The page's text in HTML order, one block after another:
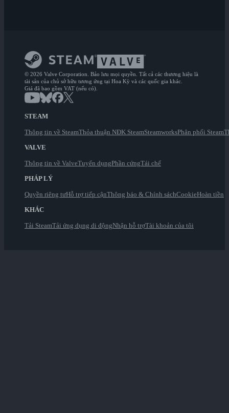
© 2026 Valve Corporation. Bảo lưu mọi quyền. Tất cả các thương hiệu là
tài sản của chủ sở hữu tương ứng tại Hoa Kỳ và các quốc gia khác.
Giá đã bao gồm VAT (nếu có).
STEAM
Thông tin về SteamThỏa thuận NĐK SteamSteamworksPhân phối Steam
VALVE
Thông tin về ValveTuyển dụngPhần cứngTái chế
PHÁP LÝ
Quyền riêng tưHỗ trợ tiếp cậnThông báo & Chính sáchCookieHoàn tiền
KHÁC
Tải SteamTải ứng dụng di độngNhận hỗ trợTài khoản của tôi